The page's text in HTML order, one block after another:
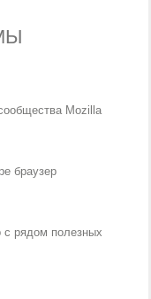
Mozilla
браузер
с рядом полезных